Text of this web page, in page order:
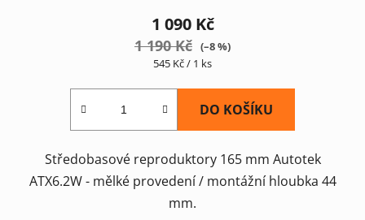
1 090 Kč
1 190 Kč (–8 %)
Měrná
545 Kč / 1 ks
DO KOŠÍKU
Středobasové reproduktory 165 mm Autotek
ATX6.2W - mělké provedení / montážní hloubka 44
mm.